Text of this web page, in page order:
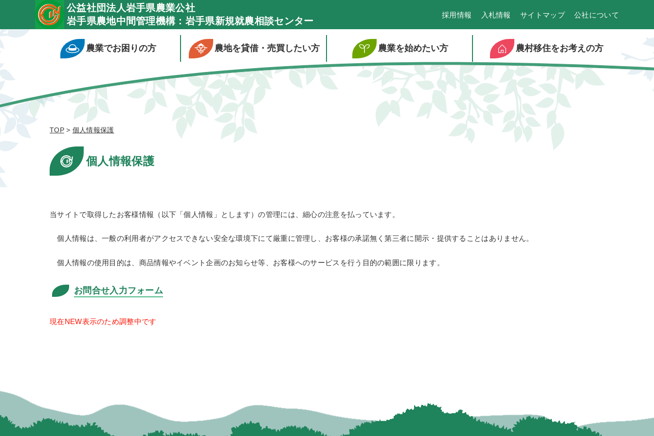
公益社団法人岩手県農業公社
岩手県農地中間管理機構：岩手県新規就農相談センター
採用情報 入札情報 サイトマップ 公社について
農業でお困りの方 農地を貸借・売買したい方 農業を始めたい方 農村移住をお考えの方
TOP> 個人情報保護
個人情報保護
当サイトで取得したお客様情報（以下「個人情報」とします）の管理には、細心の注意を払っています。
個人情報は、一般の利用者がアクセスできない安全な環境下にて厳重に管理し、お客様の承諾無く第三者に開示・提供することはありません。
個人情報の使用目的は、商品情報やイベント企画のお知らせ等、お客様へのサービスを行う目的の範囲に限ります。
お問合せ入力フォーム
現在NEW表示のため調整中です